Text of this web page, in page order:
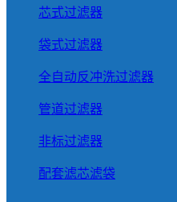
芯式过滤器
袋式过滤器
全自动反冲洗过滤器
管道过滤器
非标过滤器
配套滤芯滤袋